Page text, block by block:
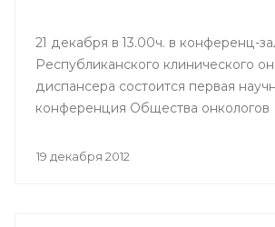
21 декабря в 13.00ч. в конференц-
Республиканского клинического
диспансера состоится первая
конференция Общества онкологов
19 декабря 2012